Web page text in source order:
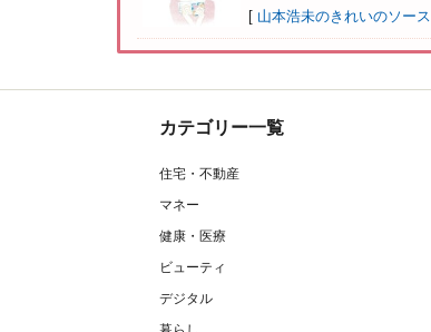
[ 山本浩未のきれいのソース
カテゴリー一覧
住宅・不動産
マネー
健康・医療
ビューティ
デジタル